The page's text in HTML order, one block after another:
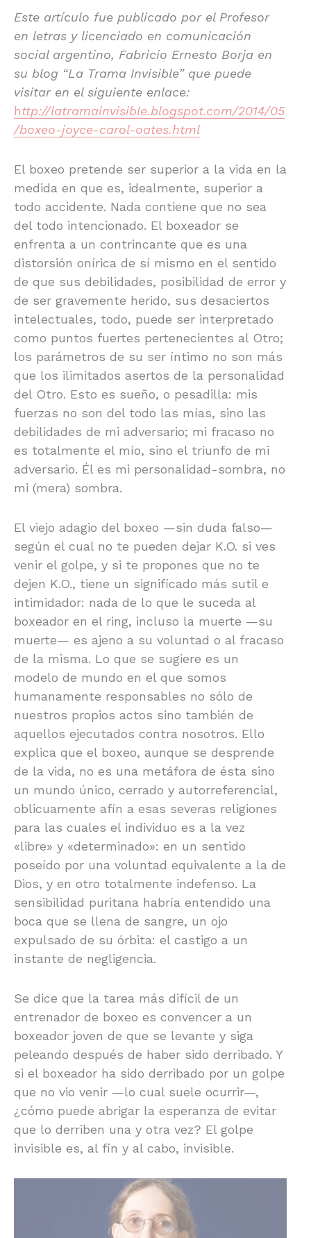
Este artículo fue publicado por el Profesor
en letras y licenciado en comunicación
social argentino, Fabricio Ernesto Borja en
su blog “La Trama Invisible” que puede
visitar en el siguiente enlace:
http://latramainvisible.blogspot.com/2014/05
/boxeo-joyce-carol-oates.html
El boxeo pretende ser superior a la vida en la
medida en que es, idealmente, superior a
todo accidente. Nada contiene que no sea
del todo intencionado. El boxeador se
enfrenta a un contrincante que es una
distorsión onírica de sí mismo en el sentido
de que sus debilidades, posibilidad de error y
de ser gravemente herido, sus desaciertos
intelectuales, todo, puede ser interpretado
como puntos fuertes pertenecientes al Otro;
los parámetros de su ser íntimo no son más
que los ilimitados asertos de la personalidad
del Otro. Esto es sueño, o pesadilla: mis
fuerzas no son del todo las mías, sino las
debilidades de mi adversario; mi fracaso no
es totalmente el mío, sino el triunfo de mi
adversario. Él es mi personalidad-sombra, no
mi (mera) sombra.
El viejo adagio del boxeo —sin duda falso—
según el cual no te pueden dejar K.O. si ves
venir el golpe, y si te propones que no te
dejen K.O., tiene un significado más sutil e
intimidador: nada de lo que le suceda al
boxeador en el ring, incluso la muerte —su
muerte— es ajeno a su voluntad o al fracaso
de la misma. Lo que se sugiere es un
modelo de mundo en el que somos
humanamente responsables no sólo de
nuestros propios actos sino también de
aquellos ejecutados contra nosotros. Ello
explica que el boxeo, aunque se desprende
de la vida, no es una metáfora de ésta sino
un mundo único, cerrado y autorreferencial,
oblicuamente afín a esas severas religiones
para las cuales el individuo es a la vez
«libre» y «determinado»: en un sentido
poseído por una voluntad equivalente a la de
Dios, y en otro totalmente indefenso. La
sensibilidad puritana habría entendido una
boca que se llena de sangre, un ojo
expulsado de su órbita: el castigo a un
instante de negligencia.
Se dice que la tarea más difícil de un
entrenador de boxeo es convencer a un
boxeador joven de que se levante y siga
peleando después de haber sido derribado. Y
si el boxeador ha sido derribado por un golpe
que no vio venir —lo cual suele ocurrir—,
¿cómo puede abrigar la esperanza de evitar
que lo derriben una y otra vez? El golpe
invisible es, al fin y al cabo, invisible.